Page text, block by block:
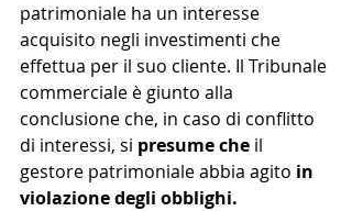
patrimoniale ha un interesse
acquisito negli investimenti che
effettua per il suo cliente. Il Tribunale
commerciale è giunto alla
conclusione che, in caso di conflitto
di interessi, si presume che il
gestore patrimoniale abbia agito in
violazione degli obblighi.